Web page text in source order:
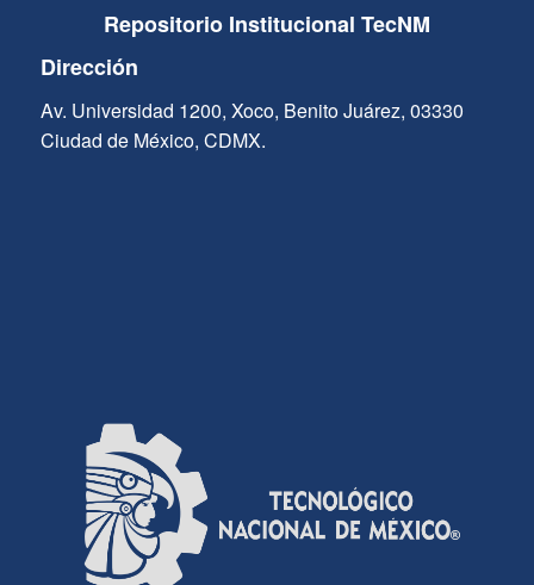
Repositorio Institucional TecNM
Dirección
Av. Universidad 1200, Xoco, Benito Juárez, 03330
Ciudad de México, CDMX.